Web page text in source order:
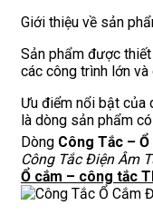
Giới thiệu về sản
Sản phẩm được
các công trình lớn và
Ưu điểm nổi bật của
là dòng sản phẩm
Dòng Công Tắc –
Công Tắc Điện Âm
Ổ cắm – công tắc